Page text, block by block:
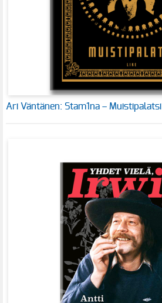
Ari Väntänen: Stam1na – Muistipalatsi